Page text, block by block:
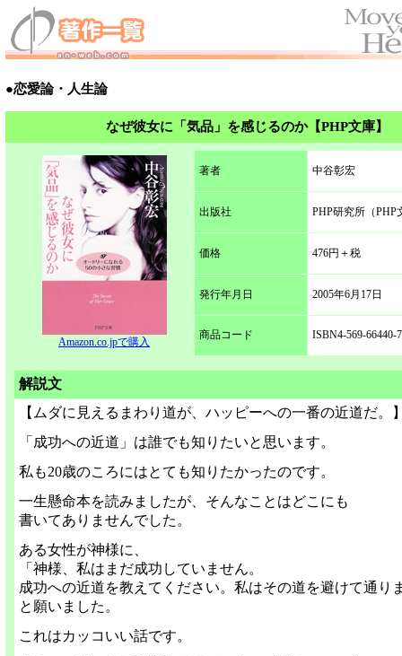
●恋愛論・人生論
なぜ彼女に「気品」を感じるのか【PHP文庫】
Amazon.co.jpで購入
著者 中谷彰宏
出版社 PHP研究所（PHP
価格 476円＋税
発行年月日 2005年6月17日
商品コード ISBN4-569-66440-7
解説文
【ムダに見えるまわり道が、ハッピーへの一番の近道だ。
「成功への近道」は誰でも知りたいと思います。
私も20歳のころにはとても知りたかったのです。
一生懸命本を読みましたが、そんなことはどこにも
書いてありませんでした。
ある女性が神様に、
「神様、私はまだ成功していません。
成功への近道を教えてください。私はその道を避けて通り
と願いました。
これはカッコいい話です。